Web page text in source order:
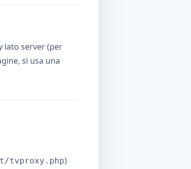
lato server (per
si usa una
tvproxy.php)